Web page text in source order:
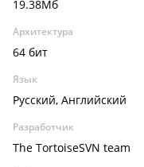
19.38Мб
Архитектура
64 бит
Язык
Русский, Английский
Разработчик
The TortoiseSVN team